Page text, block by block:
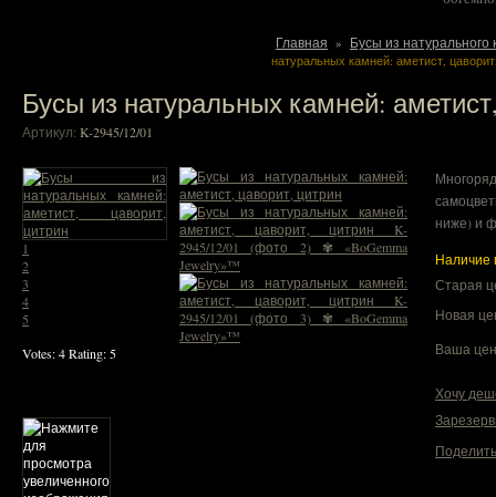
Главная » Бусы из натурального
натуральных камней: аметист,
Бусы из натуральных камней:
Артикул: K-2945/12/01
1
2
3
4
5
Votes:4Rating: 5
ниже) и
Наличие
Старая
Новая
Ваша
Хочу